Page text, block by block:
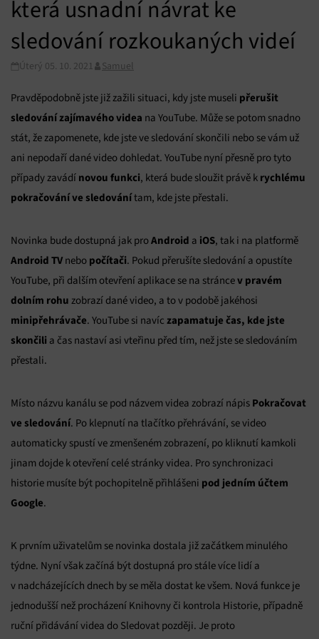
která usnadní návrat ke
sledování rozkoukaných videí
Úterý 05. 10. 2021 Samuel
Pravděpodobně jste již zažili situaci, kdy jste museli přerušit
sledování zajímavého videa na YouTube. Může se potom snadno
stát, že zapomenete, kde jste ve sledování skončili nebo se vám už
ani nepodaří dané video dohledat. YouTube nyní přesně pro tyto
případy zavádí novou funkci, která bude sloužit právě k rychlému
pokračování ve sledovánítam, kde jste přestali.
Novinka bude dostupná jak proAndroid a iOS, tak i na platformě
Android TV nebo počítači. Pokud přerušíte sledování a opustíte
YouTube, při dalším otevření aplikace se na stráncev pravém
dolním rohu zobrazí dané video, a to v podobě jakéhosi
minipřehrávače. YouTube si navíc zapamatuje čas, kde jste
skončili a čas nastaví asi vteřinu před tím, než jste se sledováním
přestali.
Místo názvu kanálu se pod názvem videa zobrazí nápis Pokračovat
ve sledování. Po klepnutí na tlačítko přehrávání, se video
automaticky spustí ve zmenšeném zobrazení, po kliknutí kamkoli
jinam dojde k otevření celé stránky videa. Pro synchronizaci
historie musíte být pochopitelně přihlášeni pod jedním účtem
Google.
K prvním uživatelům se novinka dostala již začátkem minulého
týdne. Nyní však začíná být dostupná pro stále více lidí a
v nadcházejících dnech by se měla dostat ke všem. Nová funkce je
jednodušší než procházení Knihovny či kontrola Historie, případně
ruční přidávání videa do Sledovat později. Je proto